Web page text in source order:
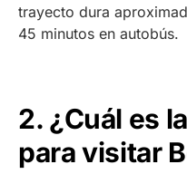
trayecto dura
45 minutos en autobús.
2. ¿Cuál es
para visitar